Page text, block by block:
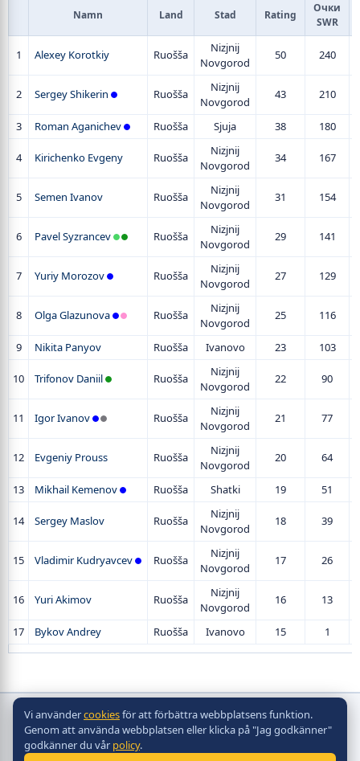
Namn Land Stad Rating
Очки
SWR
1 Alexey Korotkiy Ruošša
Nizjnij
Novgorod
50 240
2 Sergey Shikerin Ruošša
Nizjnij
Novgorod
43 210
3 Roman Aganichev Ruošša Sjuja 38 180
4 Kirichenko Evgeny Ruošša
Nizjnij
Novgorod
34 167
5 Semen Ivanov Ruošša
Nizjnij
Novgorod
31 154
6 Pavel Syzrancev Ruošša
Nizjnij
Novgorod
29 141
7 Yuriy Morozov Ruošša
Nizjnij
Novgorod
27 129
8 Olga Glazunova Ruošša
Nizjnij
Novgorod
25 116
9 Nikita Panyov Ruošša Ivanovo 23 103
10 Trifonov Daniil Ruošša
Nizjnij
Novgorod
22 90
11 Igor Ivanov Ruošša
Nizjnij
Novgorod
21 77
12 Evgeniy Prouss Ruošša
Nizjnij
Novgorod
20 64
13 Mikhail Kemenov Ruošša Shatki 19 51
14 Sergey Maslov Ruošša
Nizjnij
Novgorod
18 39
15 Vladimir Kudryavcev Ruošša
Nizjnij
Novgorod
17 26
16 Yuri Akimov Ruošša
Nizjnij
Novgorod
16 13
17 Bykov Andrey Ruošša Ivanovo 15 1
Copyright © bordshockeyförbund
2010 - 2026
Vi användercookiesför att förbättra webbplatsens funktion.
Genom att använda webbplatsen eller klicka på "Jag godkänner"
godkänner du vår policy.